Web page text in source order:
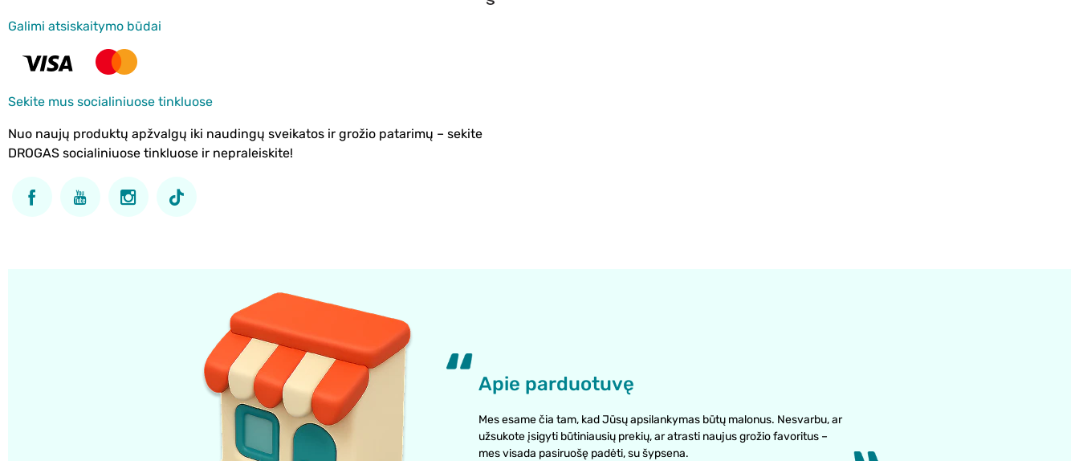
Galimi atsiskaitymo būdai
Sekite mus socialiniuose tinkluose
Nuo naujų produktų apžvalgų iki naudingų sveikatos ir grožio patarimų – sekite
DROGAS socialiniuose tinkluose ir nepraleiskite!
Apie parduotuvę
Mes esame čia tam, kad Jūsų apsilankymas būtų malonus. Nesvarbu, ar
užsukote įsigyti būtiniausių prekių, ar atrasti naujus grožio favoritus –
mes visada pasiruošę padėti, su šypsena.